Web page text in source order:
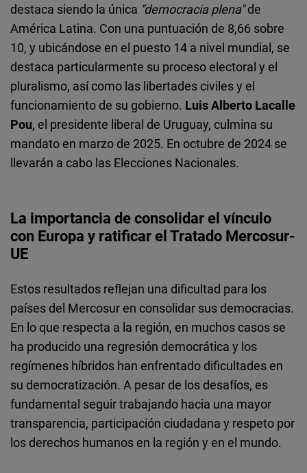
destaca siendo la única "democracia plena"de
América Latina. Con una puntuación de 8,66 sobre
10, y ubicándose en el puesto 14 a nivel mundial, se
destaca particularmente su proceso electoral y el
pluralismo, así como las libertades civiles y el
funcionamiento de su gobierno. Luis Alberto Lacalle
Pou, el presidente liberal de Uruguay, culmina su
mandato en marzo de 2025. En octubre de 2024 se
llevarán a cabo las Elecciones Nacionales.
La importancia de consolidar el vínculo
con Europa y ratificar el Tratado Mercosur-
UE
Estos resultados reflejan una dificultad para los
países del Mercosur en consolidar sus democracias.
En lo que respecta a la región, en muchos casos se
ha producido una regresión democrática y los
regímenes híbridos han enfrentado dificultades en
su democratización. A pesar de los desafíos, es
fundamental seguir trabajando hacia una mayor
transparencia, participación ciudadana y respeto por
los derechos humanos en la región y en el mundo.